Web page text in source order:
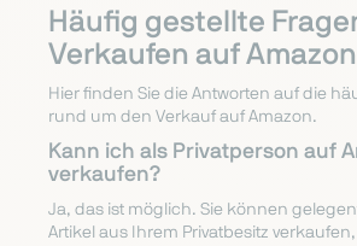
Häufig gestellte
Verkaufen auf Amazon
Hier finden Sie die Antworten auf die
rund um den Verkauf auf Amazon.
Kann ich als Privatperson auf
verkaufen?
Ja, das ist möglich. Sie können
Artikel aus Ihrem Privatbesitz